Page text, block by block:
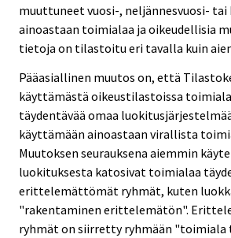
muuttuneet vuosi-, neljännesvuosi- tai
ainoastaan toimialaa ja oikeudellisia
tietoja on tilastoitu eri tavalla kuin
Pääasiallinen muutos on, että
käyttämästä oikeustilastoissa
täydentävää omaa
käyttämään ainoastaan virallista
Muutoksen seurauksena aiemmin
luokituksesta katosivat toimialaa
erittelemättömät ryhmät, kuten
"rakentaminen erittelemätön".
ryhmät on siirretty ryhmään "toimiala